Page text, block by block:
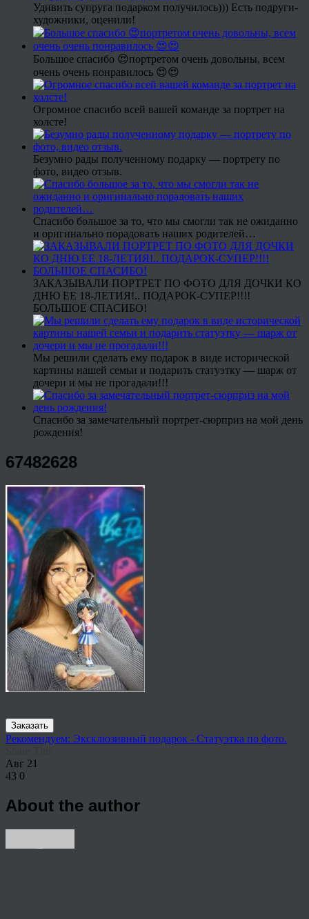
Удивить супруга подарком получилось))) Есть подруги-
художники, оценили!
Большое спасибо 😍портретом очень довольны, всем
очень очень понравилось 😍😍
Огромное спасибо всей вашей команде за портрет на
холсте!
Безумно рады полученному подарку — портрету по
фото, видео отзыв.
Спасибо большое за то, что мы смогли так не ожиданно
и оригинально порадовать наших родителей…
ЗАКАЗЫВАЛИ ПОРТРЕТ ПО ФОТО ДЛЯ ДОЧКИ КО
ДНЮ ЕЕ 18-ЛЕТИЯ!.. ПОДАРОК-СУПЕР!!!!
БОЛЬШОЕ СПАСИБО!
Мы решили сделать ему подарок в виде исторической
картины нашей семьи и подарить статуэтку — шарж от
дочери и мы не прогадали!!!
Спасибо за замечательный портрет-сюрприз на мой день
рождения!
67482628
Заказать
Рекомендуем: Эксклюзивный подарок - Статуэтка по фото.
Авг 21
43 0
About the author